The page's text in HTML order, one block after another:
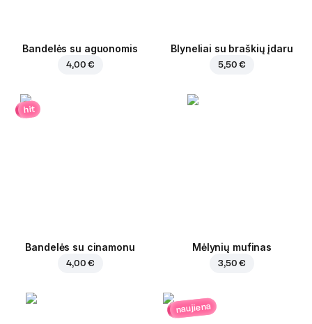
Bandelės su aguonomis
4,00 €
Blyneliai su braškių įdaru
5,50 €
hit
Bandelės su cinamonu
4,00 €
Mėlynių mufinas
3,50 €
naujiena